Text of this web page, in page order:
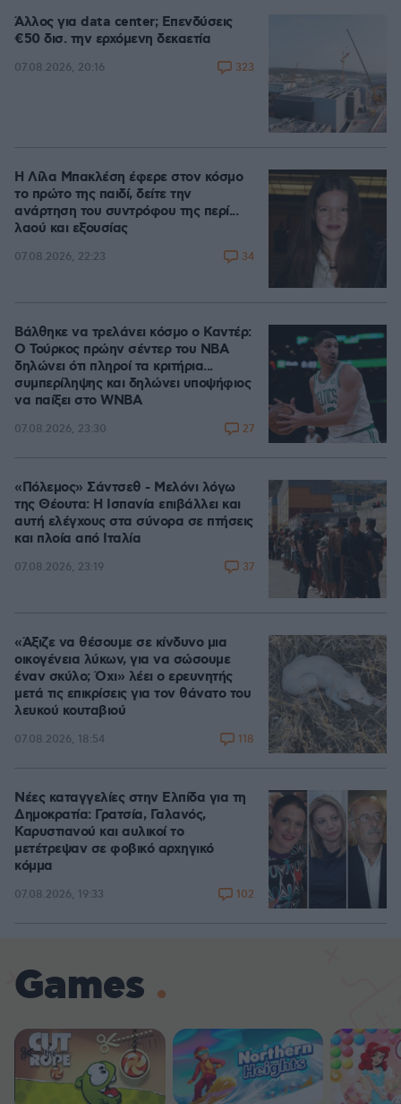
Άλλος για data center; Επενδύσεις
€50 δισ. την ερχόμενη δεκαετία
07.08.2026, 20:16 323
Η Λίλα Μπακλέση έφερε στον κόσμο
το πρώτο της παιδί, δείτε την
ανάρτηση του συντρόφου της περί...
λαού και εξουσίας
07.08.2026, 22:23 34
Βάλθηκε να τρελάνει κόσμο ο Καντέρ:
Ο Τούρκος πρώην σέντερ του NBA
δηλώνει ότι πληροί τα κριτήρια...
συμπερίληψης και δηλώνει υποψήφιος
να παίξει στο WNBA
07.08.2026, 23:30 27
«Πόλεμος» Σάντσεθ - Μελόνι λόγω
της Θέουτα: Η Ισπανία επιβάλλει και
αυτή ελέγχους στα σύνορα σε πτήσεις
και πλοία από Ιταλία
07.08.2026, 23:19 37
«Άξιζε να θέσουμε σε κίνδυνο μια
οικογένεια λύκων, για να σώσουμε
έναν σκύλο; Όχι» λέει ο ερευνητής
μετά τις επικρίσεις για τον θάνατο του
λευκού κουταβιού
07.08.2026, 18:54 118
Νέες καταγγελίες στην Ελπίδα για τη
Δημοκρατία: Γρατσία, Γαλανός,
Καρυστιανού και αυλικοί το
μετέτρεψαν σε φοβικό αρχηγικό
κόμμα
07.08.2026, 19:33 102
Games